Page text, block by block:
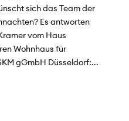
sich das Team der
Es antworten
vom Haus
Wohnhaus für
gGmbH Düsseldorf:...